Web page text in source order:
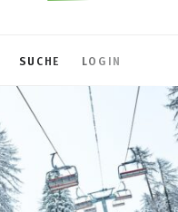
SUCHE LOGIN